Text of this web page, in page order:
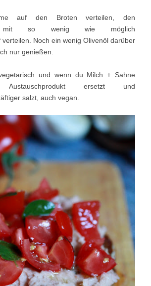
auf den Broten verteilen, den
mit so wenig wie möglich
verteilen. Noch ein wenig Olivenöl darüber
nur genießen.
und wenn du Milch + Sahne
ersetzt und
salzt, auch vegan.